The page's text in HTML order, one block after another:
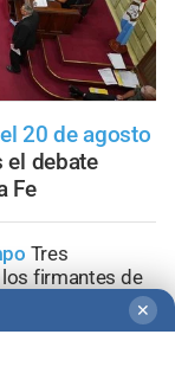
20 de agosto
el debate
Fe
Tres
firmantes de
✕